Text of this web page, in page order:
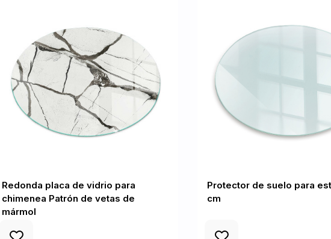
Redonda placa de vidrio para
chimenea Patrón de vetas de
mármol
Protector de suelo para
cm